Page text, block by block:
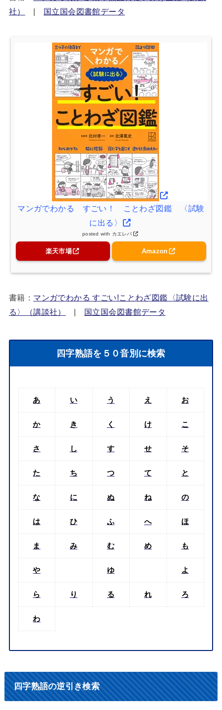
社）
国立国会図書館データ
マンガでわかる すごい！ ことわざ図鑑 〈試験
に出る〉
posted with カエレバ
楽天市場 Amazon
書籍： マンガでわかる すごい!ことわざ図鑑〈試験に出
る〉（講談社）
| 国立国会図書館データ
四字熟語を５０音別に検索
あ い う え お
か き く け こ
さ し す せ そ
た ち つ て と
な に ぬ ね の
は ひ ふ へ ほ
ま み む め も
や ゆ よ
ら り る れ ろ
わ
四字熟語の逆引き検索